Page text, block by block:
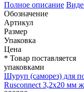
Полное описание
Обозначение
Артикул
Размер
Упаковка
Цена
* Товар поставляется
упаковками
Шуруп (саморез) для
Rusconnect 3,2х20 мм